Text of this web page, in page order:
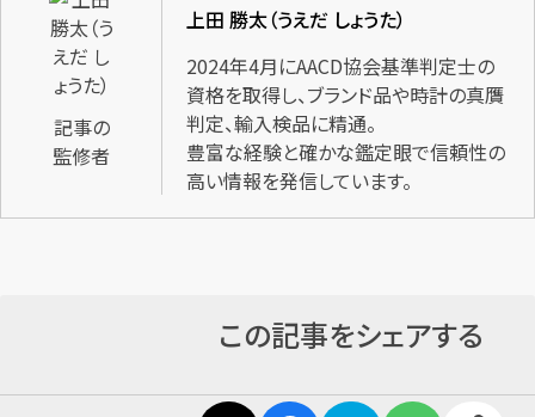
記事の
監修者
上田 勝太（うえだ しょうた）
2024年4月にAACD協会基準判定士の
資格を取得し、ブランド品や時計の真贋
判定、輸入検品に精通。
豊富な経験と確かな鑑定眼で信頼性の
高い情報を発信しています。
この記事をシェアする